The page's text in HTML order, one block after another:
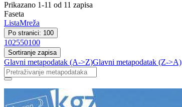
Prikazano 1-11 od 11 zapisa
Faseta
ListaMreža
Po stranici: 100
102550100
Sortiranje zapisa
Glavni metapodatak (A->Z)Glavni metapodatak (Z->A)